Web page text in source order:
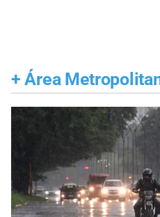
+ Área